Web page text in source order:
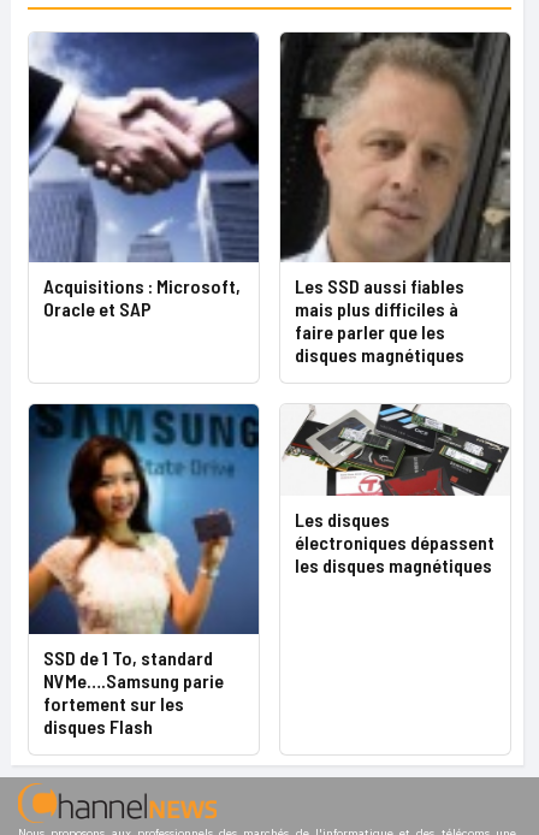
Acquisitions : Microsoft,
Oracle et SAP
Les SSD aussi fiables
mais plus difficiles à
faire parler que les
disques magnétiques
SSD de 1 To, standard
NVMe….Samsung parie
fortement sur les
disques Flash
Les disques
électroniques dépassent
les disques magnétiques